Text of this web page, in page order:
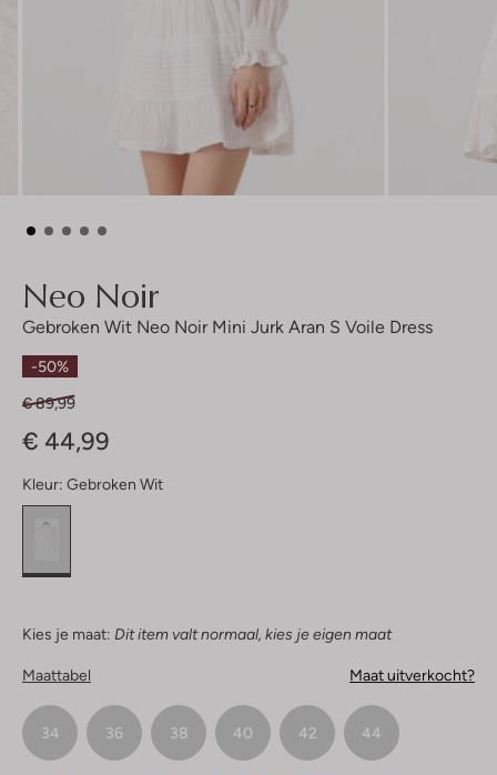
Neo Noir
Gebroken Wit Neo Noir Mini Jurk Aran S Voile Dress
-50%
€ 89,99
€ 44,99
Kleur: Gebroken Wit
Kies je maat: Dit item valt normaal, kies je eigen maat
Maattabel Maat uitverkocht?
34 36 38 40 42 44